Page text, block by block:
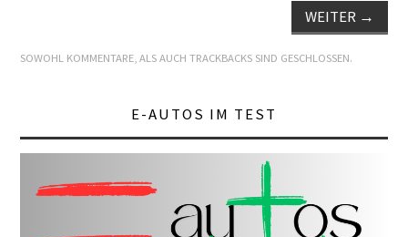
WEITER →
SOWOHL KOMMENTARE, ALS AUCH TRACKBACKS SIND GESCHLOSSEN.
E-AUTOS IM TEST